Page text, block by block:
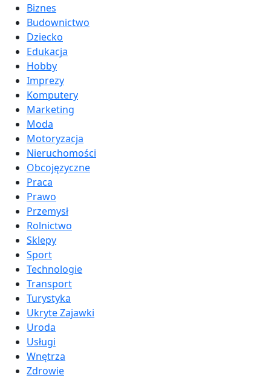
Biznes
Budownictwo
Dziecko
Edukacja
Hobby
Imprezy
Komputery
Marketing
Moda
Motoryzacja
Nieruchomości
Obcojęzyczne
Praca
Prawo
Przemysł
Rolnictwo
Sklepy
Sport
Technologie
Transport
Turystyka
Ukryte Zajawki
Uroda
Usługi
Wnętrza
Zdrowie